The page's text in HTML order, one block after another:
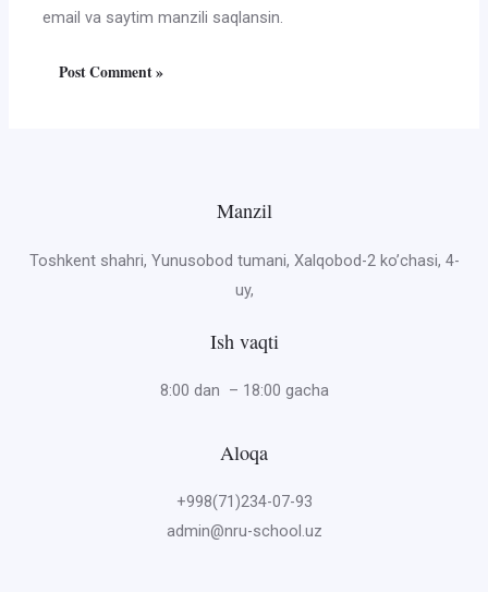
email va saytim manzili saqlansin.
Manzil
Toshkent shahri, Yunusobod tumani, Xalqobod-2 ko’chasi, 4-
uy,
Ish vaqti
8:00 dan – 18:00 gacha
Aloqa
+998(71)234-07-93
admin@nru-school.uz